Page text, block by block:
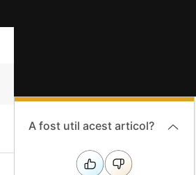
A fost util acest articol?